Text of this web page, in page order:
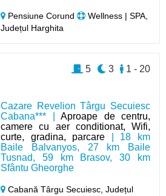
Pensiune Corund
Wellness | SPA,
Județul Harghita
Cazare Revelion Târgu Secuiesc
Cabana*** |Aproape de centru,
camere cu aer conditionat, Wifi,
curte, gradina, parcare | 18 km
Baile Balvanyos, 27 km Baile
Tusnad, 59 km Brasov, 30 km
Sfântu Gheorghe
Cabană Târgu Secuiesc,Județul
1 - 20
3
5